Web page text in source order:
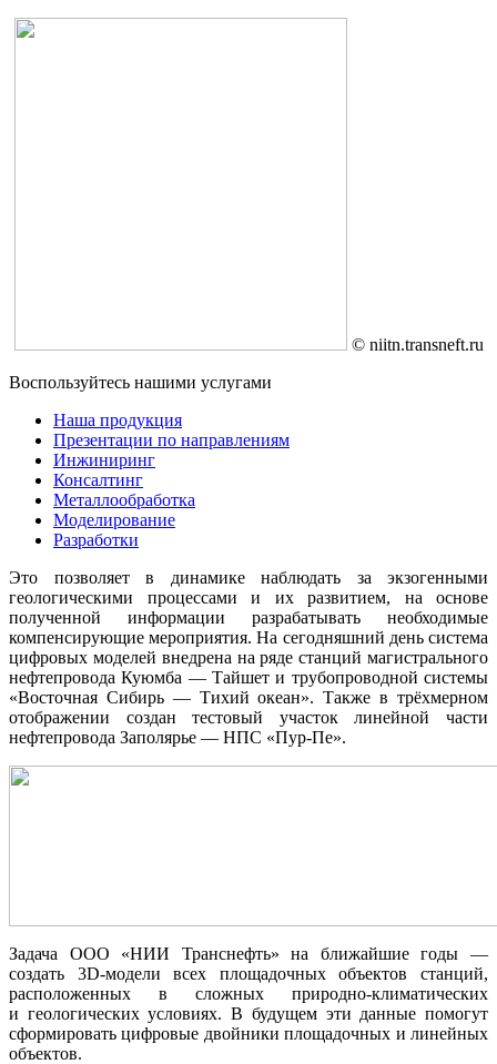
© niitn.transneft.ru
Воспользуйтесь нашими услугами
Наша продукция
Презентации по направлениям
Инжиниринг
Консалтинг
Металлообработка
Моделирование
Разработки
Это позволяет в динамике наблюдать за экзогенными
геологическими процессами и их развитием, на основе
полученной информации разрабатывать необходимые
компенсирующие мероприятия. На сегодняшний день система
цифровых моделей внедрена на ряде станций магистрального
нефтепровода Куюмба — Тайшет и трубопроводной системы
«Восточная Сибирь — Тихий океан». Также в трёхмерном
отображении создан тестовый участок линейной части
нефтепровода Заполярье — НПС «Пур-Пе».
Задача ООО «НИИ Транснефть» на ближайшие годы —
создать 3D-модели всех площадочных объектов станций,
расположенных в сложных природно-климатических
и геологических условиях. В будущем эти данные помогут
сформировать цифровые двойники площадочных и линейных
объектов.